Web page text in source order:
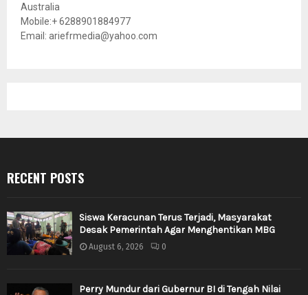
Australia
Mobile:+ 6288901884977
Email: ariefrmedia@yahoo.com
RECENT POSTS
Siswa Keracunan Terus Terjadi, Masyarakat
Desak Pemerintah Agar Menghentikan MBG
August 6, 2026 0
Perry Mundur dari Gubernur BI di Tengah Nilai